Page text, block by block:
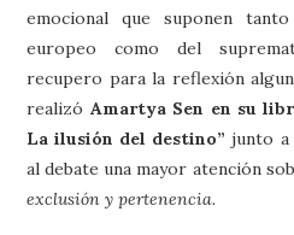
emocional que suponen
europeo como del
recupero para la reflexión
realizó Amartya Sen en su
La ilusión del destino” junto a
al debate una mayor atención
exclusión y pertenencia.